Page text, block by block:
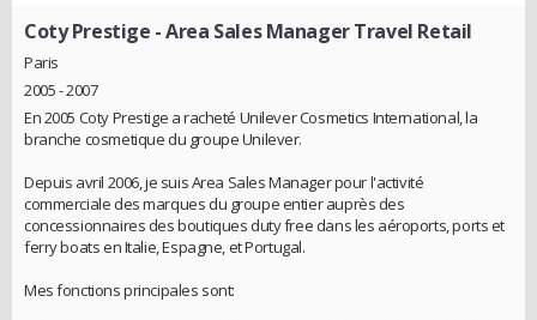
Coty Prestige - Area Sales Manager Travel Retail
Paris
2005 - 2007
En 2005 Coty Prestige a racheté Unilever Cosmetics International, la
branche cosmetique du groupe Unilever.
Depuis avril 2006, je suis Area Sales Manager pour l'activité
commerciale des marques du groupe entier auprès des
concessionnaires des boutiques duty free dans les aéroports, ports et
ferry boats en Italie, Espagne, et Portugal.
Mes fonctions principales sont: